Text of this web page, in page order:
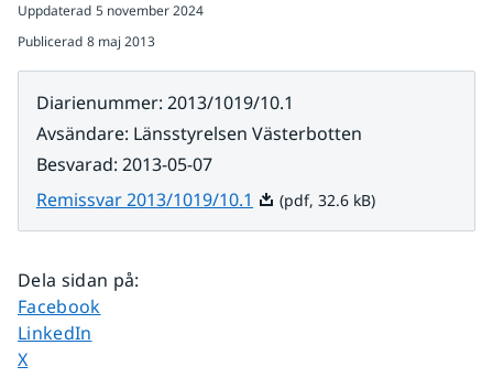
Uppdaterad 5 november 2024
Publicerad 8 maj 2013
Diarienummer: 2013/1019/10.1
Avsändare: Länsstyrelsen Västerbotten
Besvarad: 2013-05-07
Remissvar 2013/1019/10.1 Pdf, 32.6 kB.
(pdf, 32.6 kB)
Dela sidan på:
Dela sidan på
Facebook
Dela sidan på
LinkedIn
Dela sidan på
X